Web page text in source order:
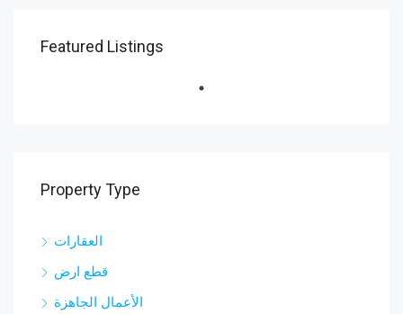
Featured Listings
Property Type
العقارات
قطع ارض
الأعمال الجاهزة